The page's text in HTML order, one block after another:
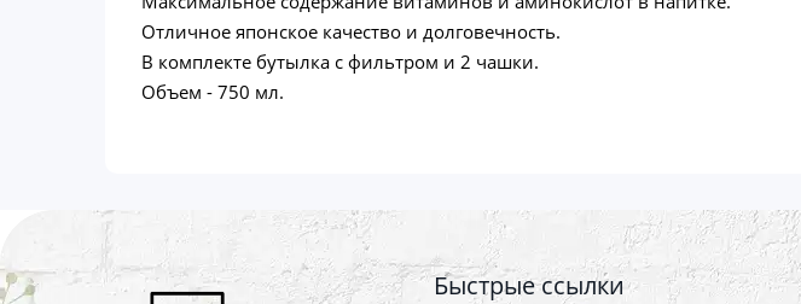
Отличное японское качество и долговечность.
В комплекте бутылка с фильтром и 2 чашки.
Объем - 750 мл.
Быстрые ссылки